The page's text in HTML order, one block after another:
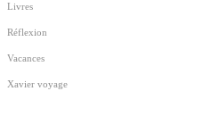
Livres
Réflexion
Vacances
Xavier voyage